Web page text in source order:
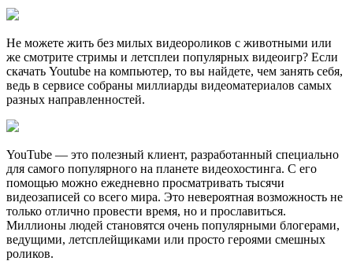
Не можете жить без милых видеороликов с животными или
же смотрите стримы и летсплеи популярных видеоигр? Если
скачать Youtube на компьютер, то вы найдете, чем занять себя,
ведь в сервисе собраны миллиарды видеоматериалов самых
разных направленностей.
YouTube — это полезный клиент, разработанный специально
для самого популярного на планете видеохостинга. С его
помощью можно ежедневно просматривать тысячи
видеозаписей со всего мира. Это невероятная возможность не
только отлично провести время, но и прославиться.
Миллионы людей становятся очень популярными блогерами,
ведущими, летсплейщиками или просто героями смешных
роликов.